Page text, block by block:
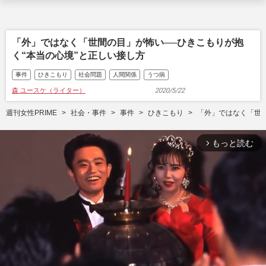
「外」ではなく「世間の目」が怖い──ひきこもりが抱
く“本当の心境”と正しい接し方
事件 ひきこもり 社会問題 人間関係 うつ病
森 ユースケ（ライター） 2020/5/22
週刊女性PRIME 社会・事件 事件 ひきこもり 「外」ではなく「
arrow_forward_ios もっと読む